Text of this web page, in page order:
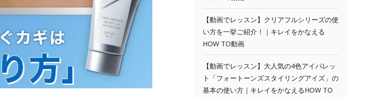
【動画でレッスン】クリアフルシリーズの使
い方を一挙ご紹介！｜キレイをかなえる
HOW TO動画
【動画でレッスン】大人気の4色アイパレッ
ト「フォートーンズスタイリングアイズ」の
基本の使い方｜キレイをかなえるHOW TO